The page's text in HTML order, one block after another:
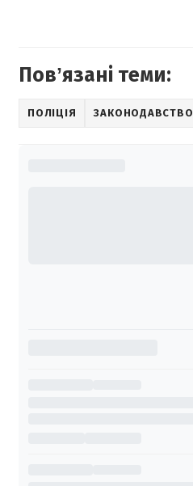
Повʼязані теми:
ПОЛІЦІЯ ЗАКОНОДАВСТВО